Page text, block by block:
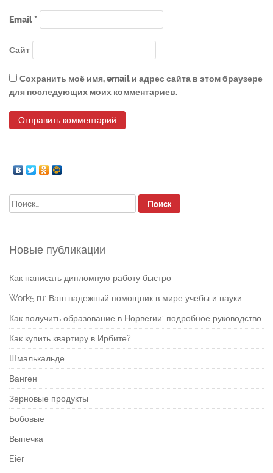
Email*
Сайт
Сохранить моё имя, email и адрес сайта в этом браузере
для последующих моих комментариев.
Найти:
Новые публикации
Как написать дипломную работу быстро
Work5.ru: Ваш надежный помощник в мире учебы и науки
Как получить образование в Норвегии: подробное руководство
Как купить квартиру в Ирбите?
Шмалькальде
Ванген
Зерновые продукты
Бобовые
Выпечка
Eier